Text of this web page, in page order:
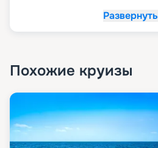
Развернуть
Похожие круизы